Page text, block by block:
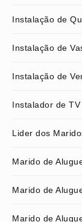
Instalação de
Instalação de
Instalação de
Instalador de
Lider dos
Marido de
Marido de
Marido de